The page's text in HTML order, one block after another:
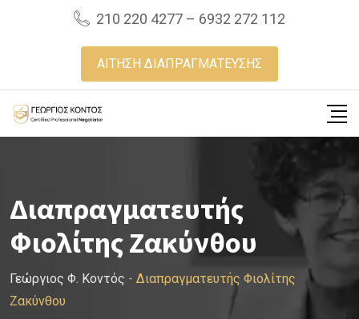
210 220 4277 – 6932 272 112
ΑΙΤΗΣΗ ΔΙΑΠΡΑΓΜΑΤΕΥΣΗΣ
Διαπραγματευτής
Φιολίτης Ζακύνθου
Γεώργιος Φ. Κοντός - Διαπραγματευτής Φιολίτης
Ζακύνθου